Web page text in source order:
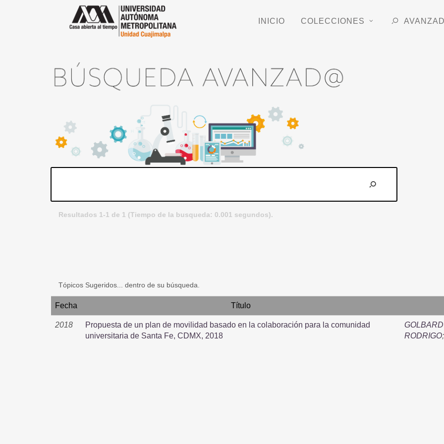
INICIO COLECCIONES
Resultados 1-1 de 1 (Tiempo de la busqueda: 0.001 segundos).
Tópicos Sugeridos... dentro de su búsqueda.
Fecha Título
2018
Propuesta de un plan de movilidad basado en la colaboración para la comunidad
universitaria de Santa Fe, CDMX, 2018
RODRIGO